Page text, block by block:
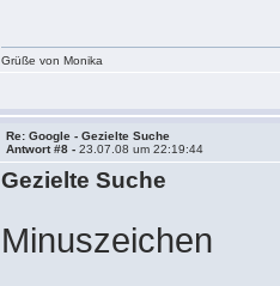
Grüße von Monika
Re: Google - Gezielte Suche
Antwort #8 -23.07.08 um 22:19:44
Gezielte Suche
Minuszeichen